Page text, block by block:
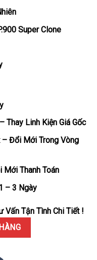
Super Clone
Thay Linh Kiện Giá Gốc
– Đổi Mới Trong Vòng
Mới Thanh Toán
– 3 Ngày
Vấn Tận Tình Chi Tiết !
PAM00960 Mặt Đen